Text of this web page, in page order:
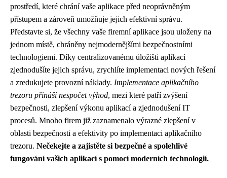
prostředí, které chrání vaše aplikace před neoprávněným
přístupem a zároveň umožňuje jejich efektivní správu.
Představte si, že všechny vaše firemní aplikace jsou uloženy na
jednom místě, chráněny nejmodernějšími bezpečnostními
technologiemi. Díky centralizovanému úložišti aplikací
zjednodušíte jejich správu, zrychlíte implementaci nových řešení
a zredukujete provozní náklady. Implementace aplikačního
trezoru přináší nespočet výhod, mezi které patří zvýšení
bezpečnosti, zlepšení výkonu aplikací a zjednodušení IT
procesů. Mnoho firem již zaznamenalo výrazné zlepšení v
oblasti bezpečnosti a efektivity po implementaci aplikačního
trezoru. Nečekejte a zajistěte si bezpečné a spolehlivé
fungování vašich aplikací s pomocí moderních technologií.